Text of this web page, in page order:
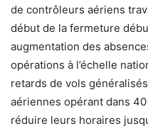
de contrôleurs aériens
début de la fermeture
augmentation des
opérations à l’échelle
retards de vols
aériennes opérant dans
réduire leurs horaires